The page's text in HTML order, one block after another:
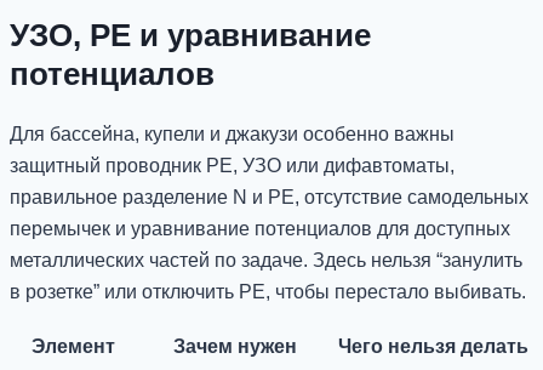
УЗО, PE и уравнивание
потенциалов
Для бассейна, купели и джакузи особенно важны
защитный проводник PE, УЗО или дифавтоматы,
правильное разделение N и PE, отсутствие самодельных
перемычек и уравнивание потенциалов для доступных
металлических частей по задаче. Здесь нельзя “занулить
в розетке” или отключить PE, чтобы перестало выбивать.
Элемент Зачем нужен Чего нельзя делать